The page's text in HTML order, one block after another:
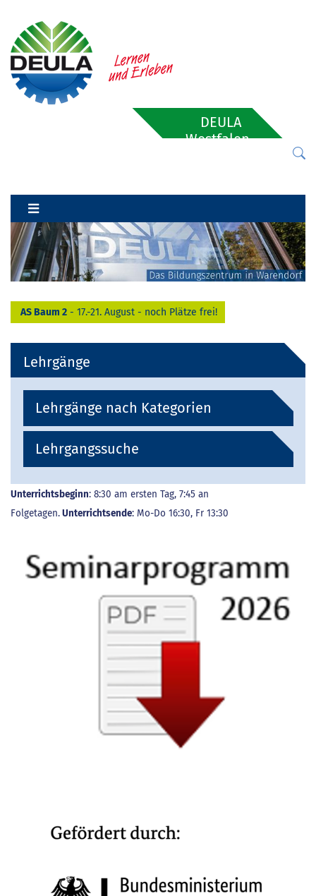
DEULA
Westfalen-
AS Baum 2 - 17.-21. August - noch Plätze frei!
Lehrgänge
Lehrgänge nach Kategorien
Lehrgangssuche
Unterrichtsbeginn: 8:30 am ersten Tag, 7:45 an
Folgetagen.Unterrichtsende: Mo-Do 16:30, Fr 13:30